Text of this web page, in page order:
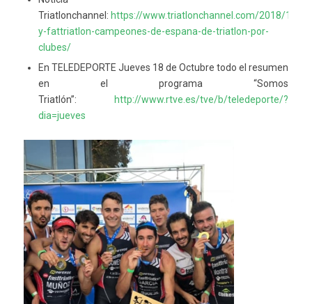
Triatlonchannel: https://www.triatlonchannel.com/2018/10/
y-fattriatlon-campeones-de-espana-de-triatlon-por-
clubes/
En TELEDEPORTE Jueves 18 de Octubre todo el resumen
en el programa “Somos
Triatlón”:
http://www.rtve.es/tve/b/teledeporte/?
dia=jueves